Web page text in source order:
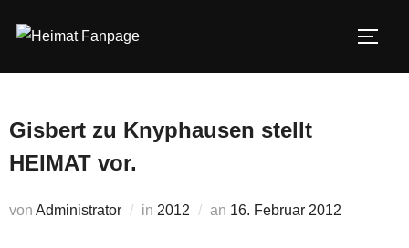
Inhalt
Gisbert zu Knyphausen stellt
HEIMAT vor.
von Administrator in 2012 an Veröffentlicht
16. Februar 2012